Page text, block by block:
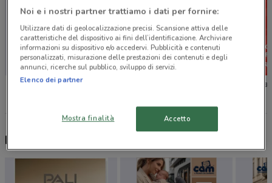
Prenatal
Nuovi prodotti da provare
Noi e i nostri partner trattiamo i dati per fornire:
Utilizzare dati di geolocalizzazione precisi. Scansione attiva delle
caratteristiche del dispositivo ai fini dell’identificazione. Archiviare
informazioni su dispositivo e/o accedervi. Pubblicità e contenuti
personalizzati, misurazione delle prestazioni dei contenuti e degli
annunci, ricerche sul pubblico, sviluppo di servizi.
Elenco dei partner
Mostra finalità Accetto